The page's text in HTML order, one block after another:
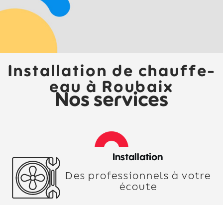
Installation de chauffe-
eau à Roubaix
Nos services
Installation
Des professionnels à votre
écoute